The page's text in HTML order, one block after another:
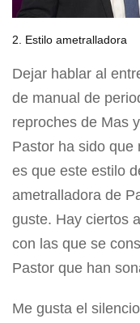
2. Estilo ametralladora
Dejar hablar al
de manual de
reproches de Mas
Pastor ha sido que
es que este estilo
ametralladora de
guste. Hay ciertos
con las que se
Pastor que han
Me gusta el